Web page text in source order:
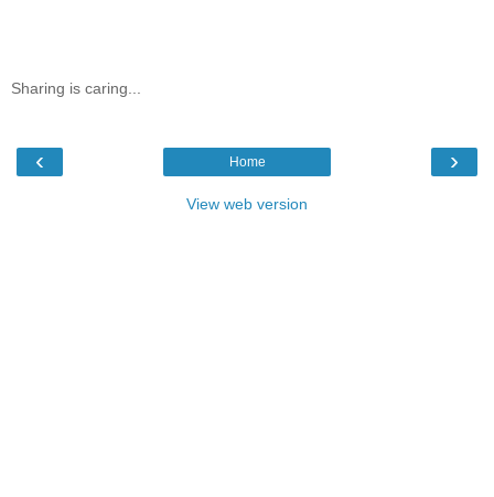
Sharing is caring...
‹ ›
Home
View web version